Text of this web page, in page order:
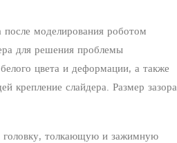
после моделирования роботом
для решения проблемы
цвета и деформации, а также
крепление слайдера. Размер зазора
толкающую и зажимную